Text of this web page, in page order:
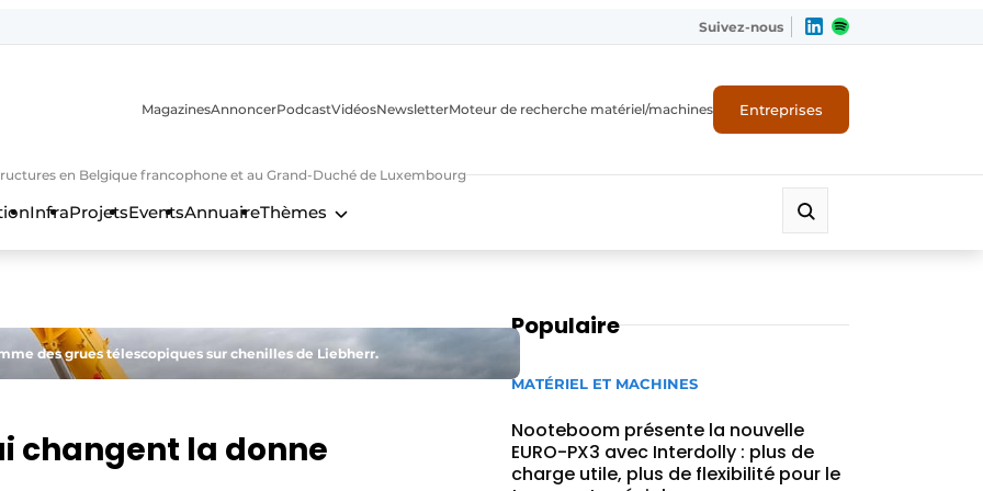
Suivez-nous
en Belgique francophone et au Grand-Duché de Luxembourg
MagazinesAnnoncerPodcastVidéosNewsletterMoteur de recherche matériel/machines Entreprises
InfraProjetsEventsAnnuaireThèmes
des grues télescopiques sur chenilles de Liebherr.
changent la donne
Populaire
MATÉRIEL ET MACHINES
Nooteboom présente la nouvelle
EURO-PX3 avec Interdolly : plus de
charge utile, plus de flexibilité pour le